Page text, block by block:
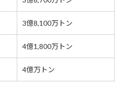
3億8,100万トン
4億1,800万トン
4億万トン